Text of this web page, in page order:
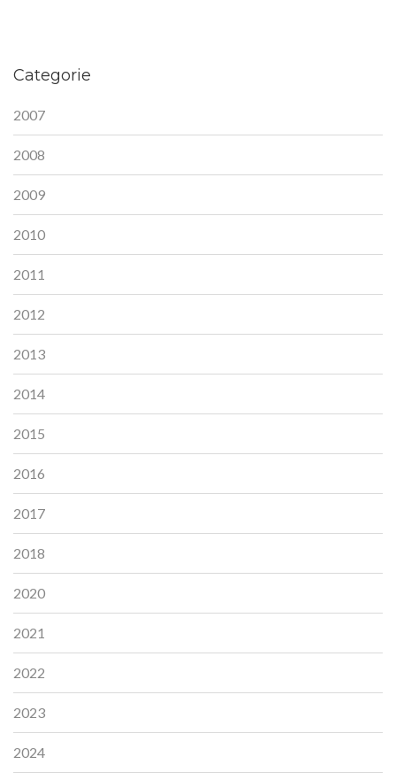
Categorie
2007
2008
2009
2010
2011
2012
2013
2014
2015
2016
2017
2018
2020
2021
2022
2023
2024